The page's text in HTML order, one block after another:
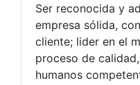
Ser reconocida y
empresa sólida,
cliente; lider en el
proceso de
humanos